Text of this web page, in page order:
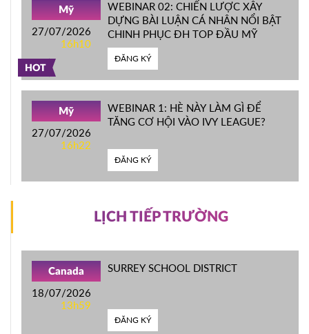
HOT
Mỹ
27/07/2026
16h10
WEBINAR 02: CHIẾN LƯỢC XÂY
DỰNG BÀI LUẬN CÁ NHÂN NỔI BẬT
CHINH PHỤC ĐH TOP ĐẦU MỸ
ĐĂNG KÝ
Mỹ
27/07/2026
16h22
WEBINAR 1: HÈ NÀY LÀM GÌ ĐỂ
TĂNG CƠ HỘI VÀO IVY LEAGUE?
ĐĂNG KÝ
LỊCH TIẾP TRƯỜNG
Canada
18/07/2026
13h59
SURREY SCHOOL DISTRICT
ĐĂNG KÝ